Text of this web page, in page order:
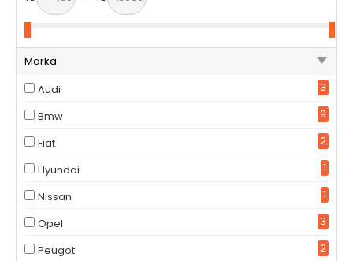
Marka
Audi
3
Bmw
9
Fiat
2
Hyundai
1
Nissan
1
Opel
3
Peugot
2